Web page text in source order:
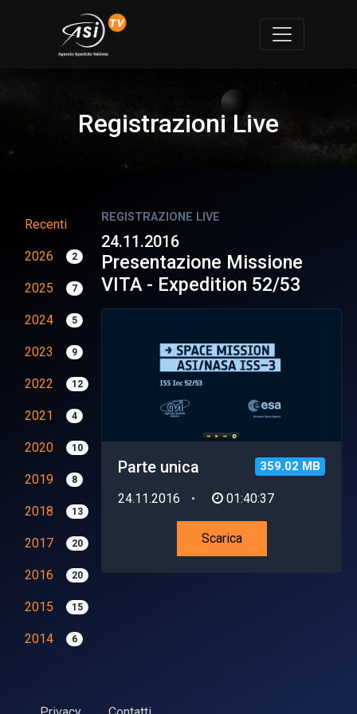
Registrazioni Live
Recenti
2026 2
2025 7
2024 5
2023 9
2022 12
2021 4
2020 10
2019 8
2018 13
2017 20
2016 20
2015 15
2014 6
REGISTRAZIONE LIVE
24.11.2016
Presentazione Missione
VITA - Expedition 52/53
359.02 MB
Parte unica
24.11.2016 01:40:37
Scarica